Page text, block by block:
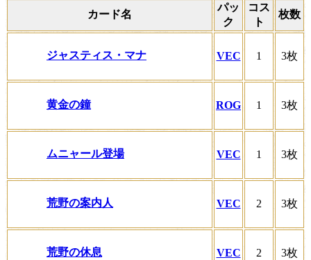
カード名
パッ
ク
コス
ト
枚数
ジャスティス・マナ VEC 1 3枚
黄金の鐘 ROG 1 3枚
ムニャール登場 VEC 1 3枚
荒野の案内人 VEC 2 3枚
荒野の休息 VEC 2 3枚